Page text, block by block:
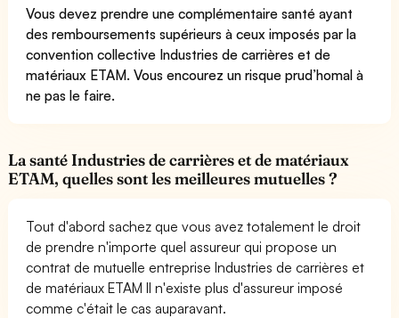
Vous devez prendre une complémentaire santé ayant
des remboursements supérieurs à ceux imposés par la
convention collective Industries de carrières et de
matériaux ETAM. Vous encourez un risque prud’homal à
ne pas le faire.
La santé Industries de carrières et de matériaux
ETAM, quelles sont les meilleures mutuelles ?
Tout d'abord sachez que vous avez totalement le droit
de prendre n'importe quel assureur qui propose un
contrat de mutuelle entreprise Industries de carrières et
de matériaux ETAM Il n'existe plus d'assureur imposé
comme c'était le cas auparavant.